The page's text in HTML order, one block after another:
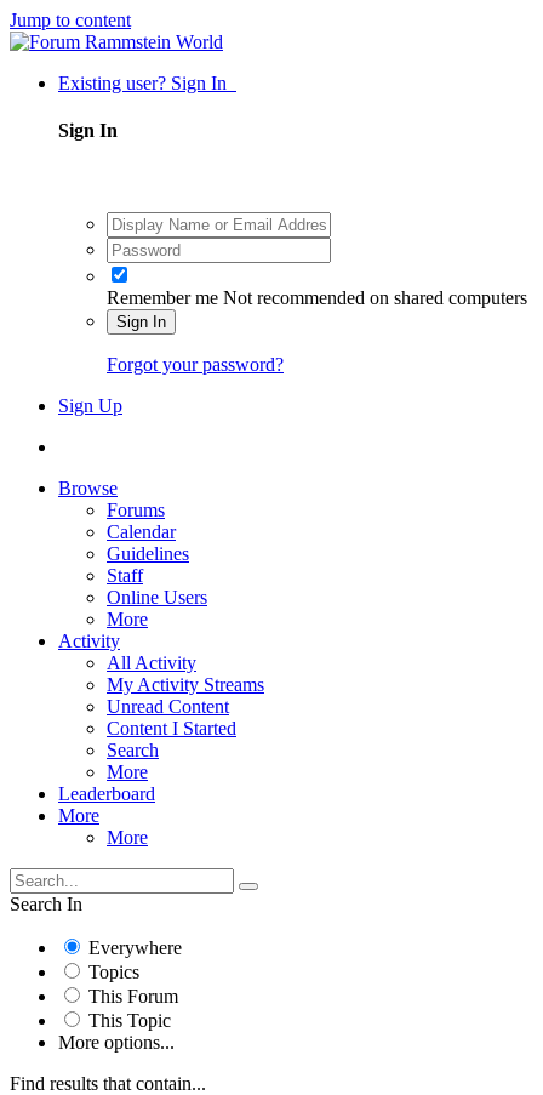
Jump to content
Existing user? Sign In
Sign In
Remember me Not recommended on shared computers
Sign In
Forgot your password?
Sign Up
Browse
Forums
Calendar
Guidelines
Staff
Online Users
More
Activity
All Activity
My Activity Streams
Unread Content
Content I Started
Search
More
Leaderboard
More
More
Search In
Everywhere
Topics
This Forum
This Topic
More options...
Find results that contain...